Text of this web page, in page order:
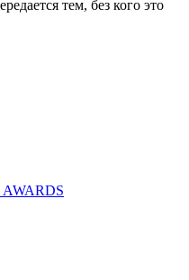
тем, без кого это